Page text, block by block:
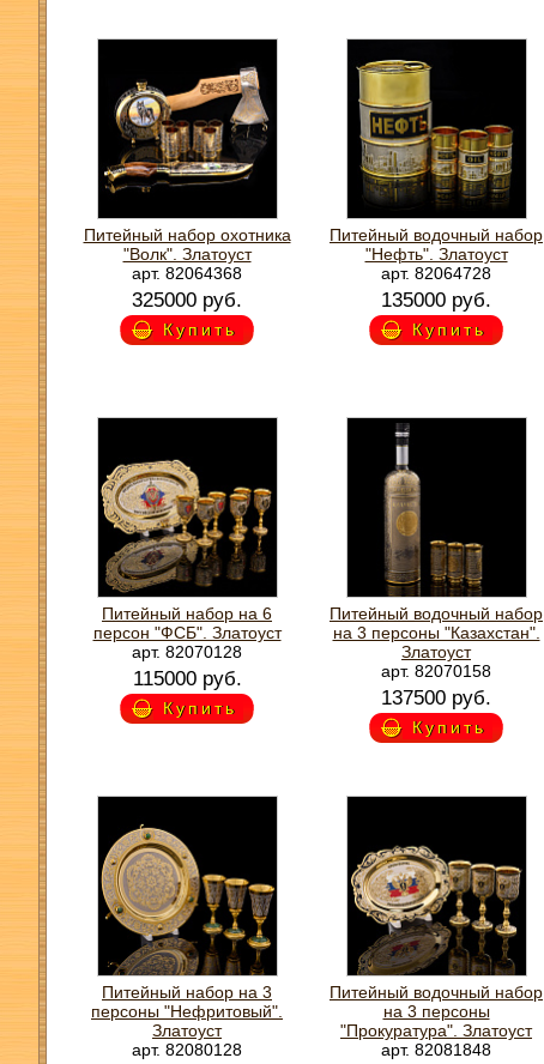
Питейный набор охотника
"Волк". Златоуст
арт. 82064368
325000 руб.
Купить
Питейный водочный набор
"Нефть". Златоуст
арт. 82064728
135000 руб.
Купить
Питейный набор на 6
персон "ФСБ". Златоуст
арт. 82070128
115000 руб.
Купить
Питейный водочный набор
на 3 персоны "Казахстан".
Златоуст
арт. 82070158
137500 руб.
Купить
Питейный набор на 3
персоны "Нефритовый".
Златоуст
арт. 82080128
Питейный водочный набор
на 3 персоны
"Прокуратура". Златоуст
арт. 82081848